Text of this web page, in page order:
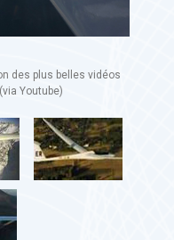
des plus belles vidéos
Youtube)